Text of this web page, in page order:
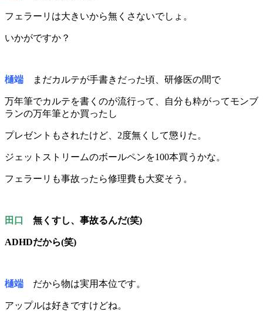
フェラーリは大きいから無くさないでしょ。
いかがですか？
樋端 まだカルテが手書きだった頃、研修医の間で
万年筆でカルテを書くのが流行って、自分も粋がってモンブ
ランの万年筆とか買ったし
プレゼントもされたけど、2度無くして懲りた。
ジェットストリームのボールペンを100本買うかな。
フェラーリも事故ったら修理費も大変そう。
田口 無くすし、事故るんだ(笑)
ADHDだから(笑)
樋端 だから物は実用本位です。
アップルは好きですけどね。